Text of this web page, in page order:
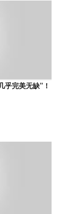
乎完美无缺”！